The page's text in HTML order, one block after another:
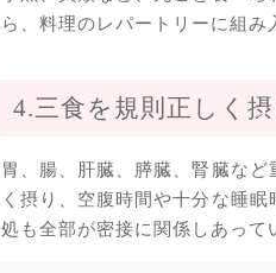
ら、料理のレパートリーに組み
4.三食を規則正しく
胃、腸、肝臓、膵臓、腎臓な
く摂り、空腹時間や十分な睡
処も全部が密接に関係しあって